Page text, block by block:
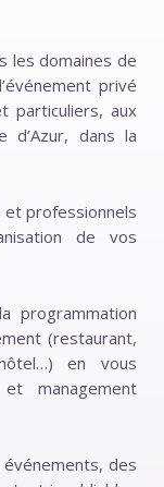
les domaines de
privé
particuliers, aux
d’Azur, dans la
et professionnels
de vos
programmation
(restaurant,
en vous
management
des